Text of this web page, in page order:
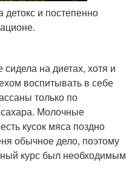
детокс и постепенно
сидела на диетах, хотя и
воспитывать в себе
только по
Молочные
кусок мяса поздно
обычное дело, поэтому
курс был необходимым